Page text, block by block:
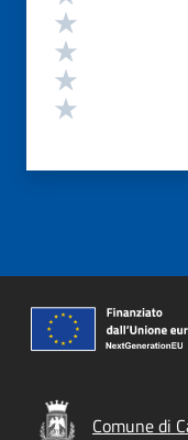
Comune di